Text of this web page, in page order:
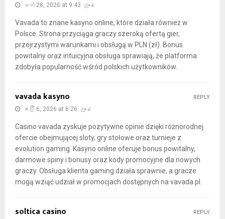
မတ် 28, 2026 at 9:43 ညနေ
Vavada to znane kasyno online, które działa również w
Polsce. Strona przyciąga graczy szeroką ofertą gier,
przejrzystymi warunkami i obsługą w PLN (zł). Bonus
powitalny oraz intuicyjna obsługa sprawiają, że platforma
zdobyła popularność wśród polskich użytkowników.
vavada kasyno
ဧပြီ 6, 2026 at 6:26 ညနေ
Casino vavada zyskuje pozytywne opinie dzięki różnorodnej
ofercie obejmującej sloty, gry stołowe oraz turnieje z
evolution gaming. Kasyno online oferuje bonus powitalny,
darmowe spiny i bonusy oraz kody promocyjne dla nowych
graczy. Obsługa klienta gaming działa sprawnie, a gracze
mogą wziąć udział w promocjach dostępnych na vavada pl.
REPLY
soltica casino REPLY